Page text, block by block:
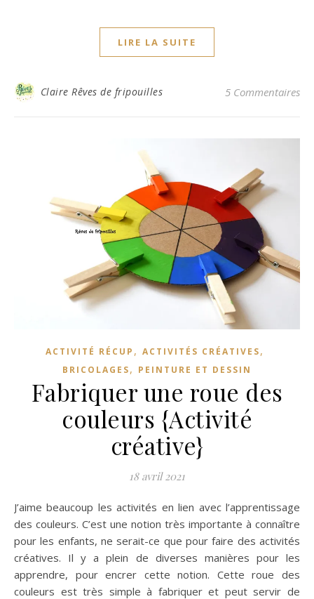
LIRE LA SUITE
Claire Rêves de fripouilles 5 Commentaires
ACTIVITÉ RÉCUP , ACTIVITÉS CRÉATIVES,
BRICOLAGES, PEINTURE ET DESSIN
Fabriquer une roue des
couleurs {Activité
créative}
18 avril 2021
J’aime beaucoup les activités en lien avec l’apprentissage
des couleurs. C’est une notion très importante à connaître
pour les enfants, ne serait-ce que pour faire des activités
créatives. Il y a plein de diverses manières pour les
apprendre, pour encrer cette notion. Cette roue des
couleurs est très simple à fabriquer et peut servir de